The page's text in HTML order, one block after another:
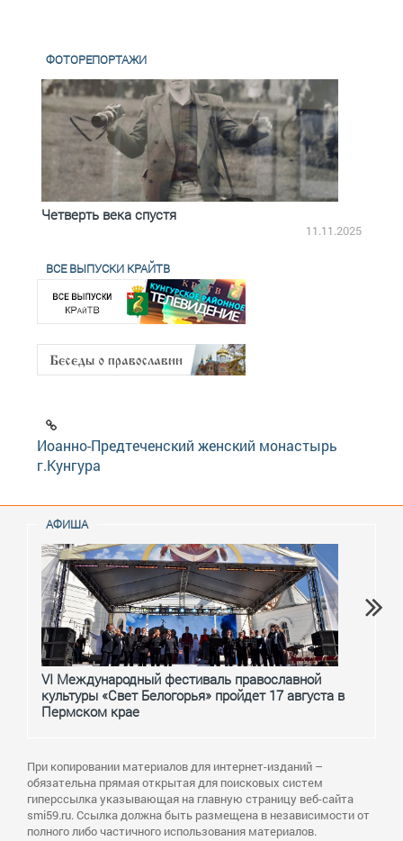
ФОТОРЕПОРТАЖИ
Четверть века спустя
11.11.2025
ВСЕ ВЫПУСКИ КРАЙТВ
Иоанно-Предтеченский женский монастырь
г.Кунгура
АФИША
VI Международный фестиваль православной
культуры «Свет Белогорья» пройдет 17 августа в
Пермском крае
При копировании материалов для интернет-изданий –
обязательна прямая открытая для поисковых систем
гиперссылка указывающая на главную страницу веб-сайта
smi59.ru. Ссылка должна быть размещена в независимости от
полного либо частичного использования материалов.